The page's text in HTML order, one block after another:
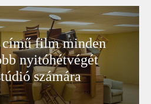
című film minden
nyitóhétvégét
számára